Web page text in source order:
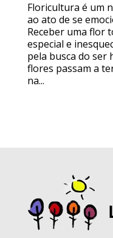
Floricultura é um
ao ato de se
Receber uma flor
especial e
pela busca do ser
flores passam a
na...